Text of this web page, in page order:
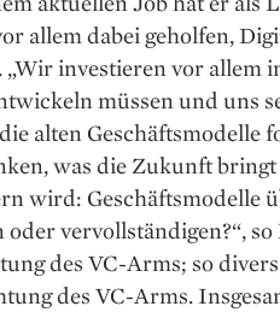
allem dabei geholfen,
„Wir investieren vor allem
müssen und uns
alten Geschäftsmodelle
was die Zukunft
wird: Geschäftsmodelle
oder vervollständigen?“,
des VC-Arms; so
des VC-Arms.